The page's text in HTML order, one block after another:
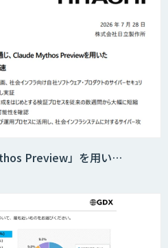
セキュアチャット
査ツールSmapra
Agentsense
Preview」を用い…